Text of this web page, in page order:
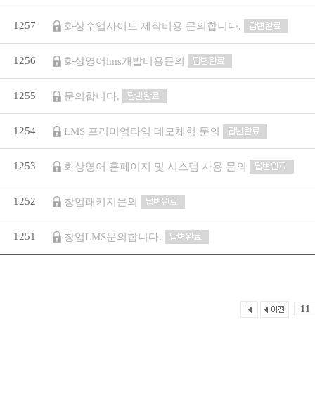
1257 화상수업사이트 제작비용 문의합니다.
1256 화상영어lms개발비용문의
1255 문의합니다.
1254 LMS 프리미엄타임 데모체험 문의
1253 화상영어 홈페이지 및 시스템 사용 문의
1252 창업패키지문의
1251 창업LMS문의합니다.
11